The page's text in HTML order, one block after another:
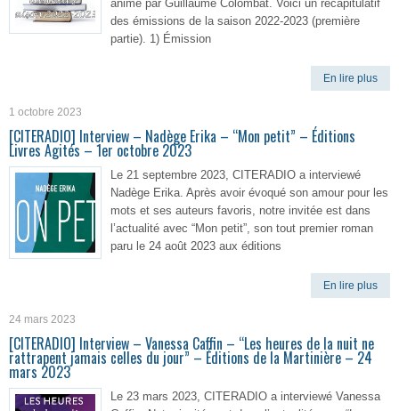
animé par Guillaume Colombat. Voici un récapitulatif
des émissions de la saison 2022-2023 (première
partie). 1) Émission
En lire plus
1 octobre 2023
[CITERADIO] Interview – Nadège Erika – “Mon petit” – Éditions
Livres Agités – 1er octobre 2023
Le 21 septembre 2023, CITERADIO a interviewé
Nadège Erika. Après avoir évoqué son amour pour les
mots et ses auteurs favoris, notre invitée est dans
l’actualité avec “Mon petit”, son tout premier roman
paru le 24 août 2023 aux éditions
En lire plus
24 mars 2023
[CITERADIO] Interview – Vanessa Caffin – “Les heures de la nuit ne
rattrapent jamais celles du jour” – Éditions de la Martinière – 24
mars 2023
Le 23 mars 2023, CITERADIO a interviewé Vanessa